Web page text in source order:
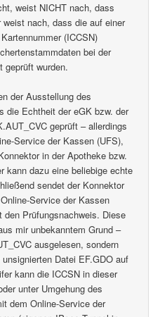
weist NICHT nach, dass
nach, dass die auf einer
(ICCSN)
bei der
geprüft wurden.
der Ausstellung des
die Echtheit der eGK bzw. der
geprüft – allerdings
Service der Kassen (UFS),
in der Apotheke bzw.
kann dazu eine beliebige echte
sendet der Konnektor
Service der Kassen
den Prüfungsnachweis. Diese
mir unbekanntem Grund –
ausgelesen, sondern
Datei EF.GDO auf
kann die ICCSN in dieser
unter Umgehung des
dem Online-Service der